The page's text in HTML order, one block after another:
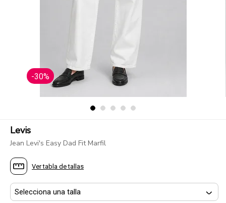
-30%
Levis
Jean Levi's Easy Dad Fit Marfil
Ver tabla de tallas